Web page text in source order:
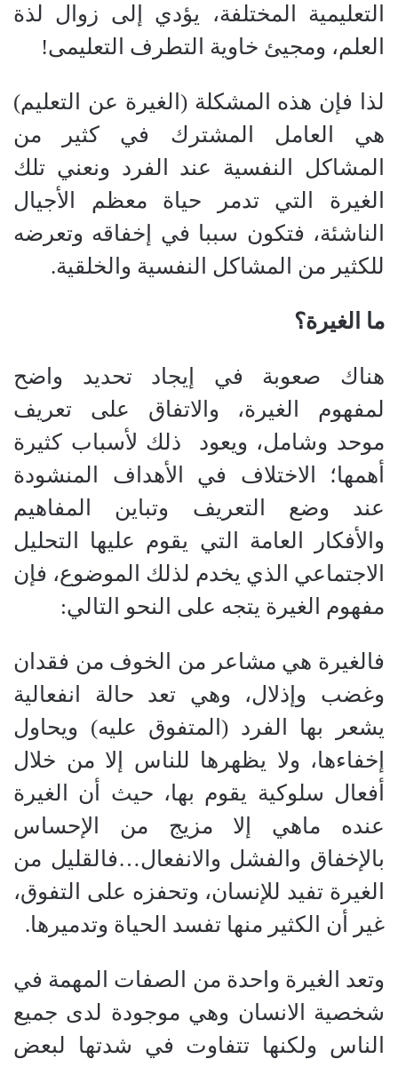
التعليمية المختلفة، يؤدي إلى زوال لذة
العلم، ومجيئ خاوية التطرف التعليمى!
لذا فإن هذه المشكلة (الغيرة عن التعليم)
هي العامل المشترك في كثير من
المشاكل النفسية عند الفرد ونعني تلك
الغيرة التي تدمر حياة معظم الأجيال
الناشئة، فتكون سببا في إخفاقه وتعرضه
للكثير من المشاكل النفسية والخلقية.
ما الغيرة؟
هناك صعوبة في إيجاد تحديد واضح
لمفهوم الغيرة، والاتفاق على تعريف
موحد وشامل، ويعود ذلك لأسباب كثيرة
أهمها؛ الاختلاف في الأهداف المنشودة
عند وضع التعريف وتباين المفاهيم
والأفكار العامة التي يقوم عليها التحليل
الاجتماعي الذي يخدم لذلك الموضوع، فإن
مفهوم الغيرة يتجه على النحو التالي:
فالغيرة هي مشاعر من الخوف من فقدان
وغضب وإذلال، وهي تعد حالة انفعالية
يشعر بها الفرد (المتفوق عليه) ويحاول
إخفاءها، ولا يظهرها للناس إلا من خلال
أفعال سلوكية يقوم بها، حيث أن الغيرة
عنده ماهي إلا مزيج من الإحساس
بالإخفاق والفشل والانفعال…فالقليل من
الغيرة تفيد للإنسان، وتحفزه على التفوق،
غير أن الكثير منها تفسد الحياة وتدميرها.
وتعد الغيرة واحدة من الصفات المهمة في
شخصية الانسان وهي موجودة لدى جميع
الناس ولكنها تتفاوت في شدتها لبعض